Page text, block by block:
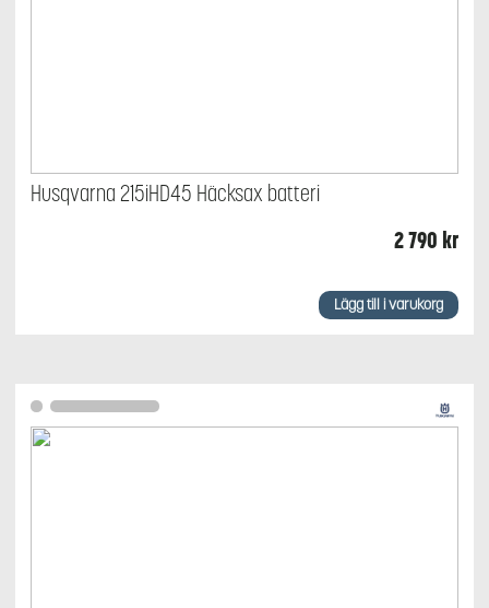
Husqvarna 215iHD45 Häcksax batteri
2 790 kr
Lägg till i varukorg